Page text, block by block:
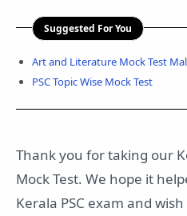
Suggested For You
Art and Literature Mock Test
PSC Topic Wise Mock Test
Thank you for taking our
Mock Test. We hope it
Kerala PSC exam and